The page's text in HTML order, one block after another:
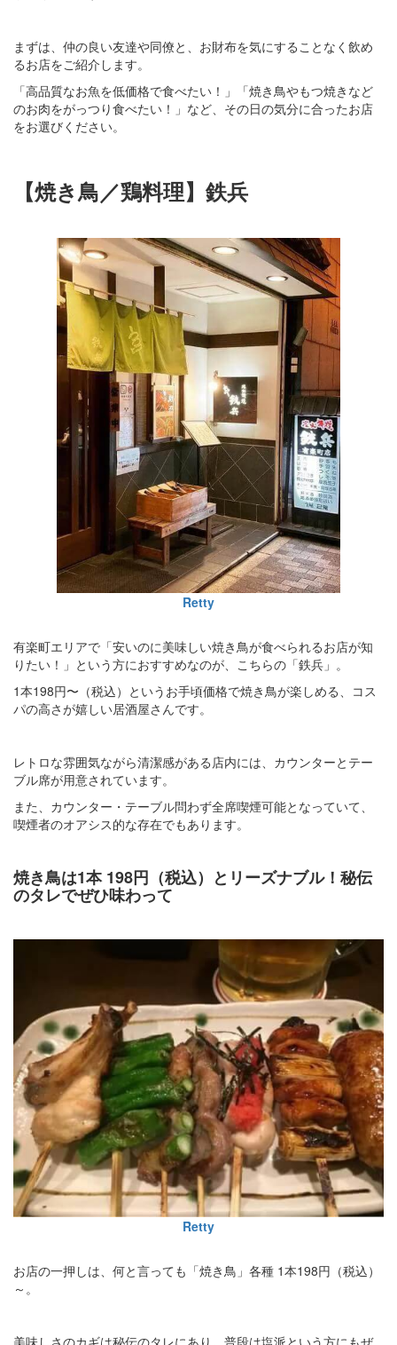
まずは、仲の良い友達や同僚と、お財布を気にすることなく飲め
るお店をご紹介します。
「高品質なお魚を低価格で食べたい！」「焼き鳥やもつ焼きなど
のお肉をがっつり食べたい！」など、その日の気分に合ったお店
をお選びください。
【焼き鳥／鶏料理】鉄兵
Retty
有楽町エリアで「安いのに美味しい焼き鳥が食べられるお店が知
りたい！」という方におすすめなのが、こちらの「鉄兵」。
1本198円〜（税込）というお手頃価格で焼き鳥が楽しめる、コス
パの高さが嬉しい居酒屋さんです。
レトロな雰囲気ながら清潔感がある店内には、カウンターとテー
ブル席が用意されています。
また、カウンター・テーブル問わず全席喫煙可能となっていて、
喫煙者のオアシス的な存在でもあります。
焼き鳥は1本 198円（税込）とリーズナブル！秘伝
のタレでぜひ味わって
Retty
お店の一押しは、何と言っても「焼き鳥」各種 1本198円（税込）
～。